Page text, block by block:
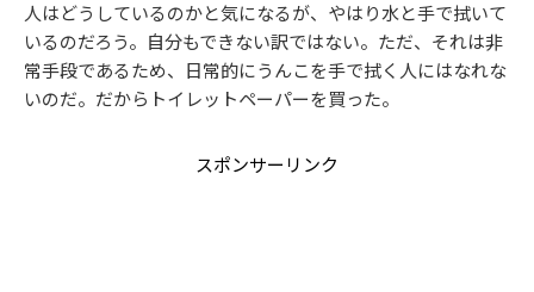
人はどうしているのかと気になるが、やはり水と手で拭いて
いるのだろう。自分もできない訳ではない。ただ、それは非
常手段であるため、日常的にうんこを手で拭く人にはなれな
いのだ。だからトイレットペーパーを買った。
スポンサーリンク